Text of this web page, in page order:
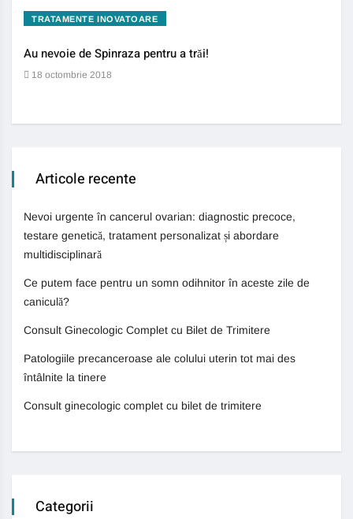
TRATAMENTE INOVATOARE
Au nevoie de Spinraza pentru a trăi!
18 octombrie 2018
Articole recente
Nevoi urgente în cancerul ovarian: diagnostic precoce,
testare genetică, tratament personalizat și abordare
multidisciplinară
Ce putem face pentru un somn odihnitor în aceste zile de
caniculă?
Consult Ginecologic Complet cu Bilet de Trimitere
Patologiile precanceroase ale colului uterin tot mai des
întâlnite la tinere
Consult ginecologic complet cu bilet de trimitere
Categorii